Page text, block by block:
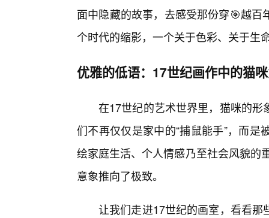
面中隐藏的故事，去感受那份穿🎯越
个时代的缩影，一个关于色彩、关于生
优雅的低语：17世纪画作中的猫
在17世纪的艺术世界里，猫咪的
们不再仅仅是家中的“捕鼠能手”，而
绘家庭生活、个人情感乃至社会风貌的
意象推向了极致。
让我们走进17世纪的画室，看看